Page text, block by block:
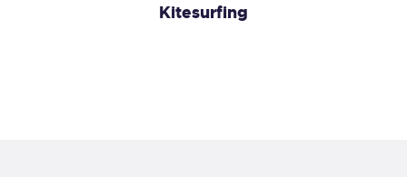
Kitesurfing